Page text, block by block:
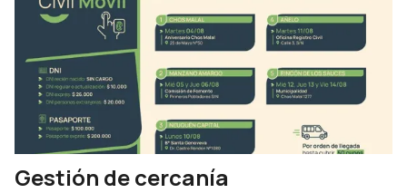
Gestión de cercanía